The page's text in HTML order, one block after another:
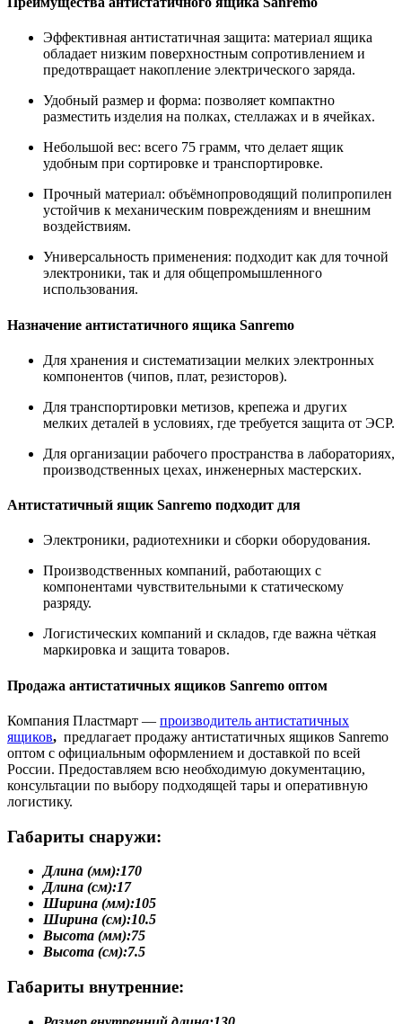
Эффективная антистатичная защита: материал ящика
обладает низким поверхностным сопротивлением и
предотвращает накопление электрического заряда.
Удобный размер и форма: позволяет компактно
разместить изделия на полках, стеллажах и в ячейках.
Небольшой вес: всего 75 грамм, что делает ящик
удобным при сортировке и транспортировке.
Прочный материал: объёмнопроводящий полипропилен
устойчив к механическим повреждениям и внешним
воздействиям.
Универсальность применения: подходит как для точной
электроники, так и для общепромышленного
использования.
Назначение антистатичного ящика Sanremo
Для хранения и систематизации мелких электронных
компонентов (чипов, плат, резисторов).
Для транспортировки метизов, крепежа и других
мелких деталей в условиях, где требуется защита от ЭСР.
Для организации рабочего пространства в лабораториях,
производственных цехах, инженерных мастерских.
Антистатичный ящик Sanremo подходит для
Электроники, радиотехники и сборки оборудования.
Производственных компаний, работающих с
компонентами чувствительными к статическому
разряду.
Логистических компаний и складов, где важна чёткая
маркировка и защита товаров.
Продажа антистатичных ящиков Sanremo оптом
Компания Пластмарт — производитель антистатичных
ящиков, предлагает продажу антистатичных ящиков Sanremo
оптом с официальным оформлением и доставкой по всей
России. Предоставляем всю необходимую документацию,
консультации по выбору подходящей тары и оперативную
логистику.
Габариты снаружи:
Длина (мм):170
Длина (см):17
Ширина (мм):105
Ширина (см):10.5
Высота (мм):75
Высота (см):7.5
Габариты внутренние: